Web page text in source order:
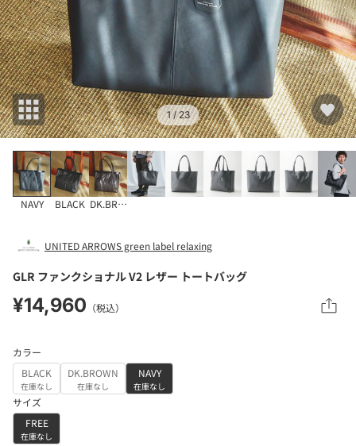
1/ 23
NAVY BLACK DK.BROWN
UNITED ARROWS green label relaxing
GLR ファンクショナル V2 レザー トートバッグ
¥14,960 （税込）
カラー
BLACK
在庫なし
DK.BROWN
在庫なし
NAVY
在庫なし
サイズ
FREE
在庫なし